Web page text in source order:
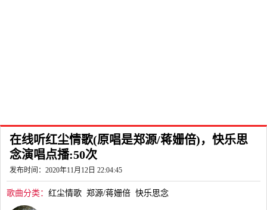
在线听红尘情歌(原唱是郑源/蒋姗倍)，快乐思
念演唱点播:50次
发布时间：2020年11月12日 22:04:45
歌曲分类： 红尘情歌 郑源/蒋姗倍 快乐思念